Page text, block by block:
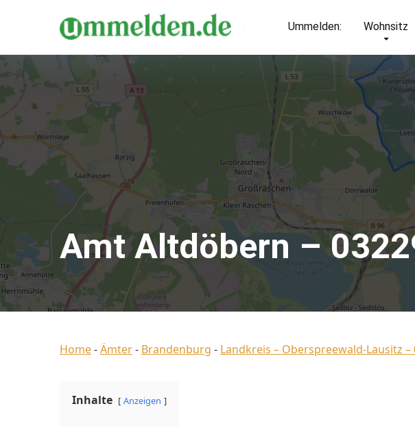
Ummelden: Wohnsitz
Amt Altdöbern –
Home-Ämter- Brandenburg - Landkreis – Oberspreewald-Lausitz –
Inhalte Anzeigen